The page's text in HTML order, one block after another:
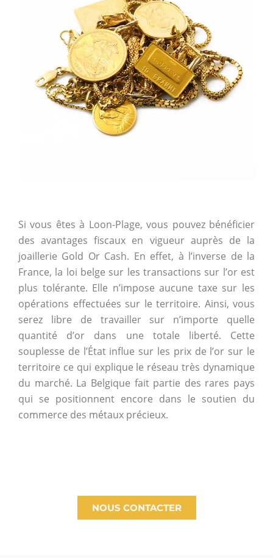
Si vous êtes à Loon-Plage, vous pouvez bénéficier
des avantages fiscaux en vigueur auprès de la
joaillerie Gold Or Cash. En effet, à l’inverse de la
France, la loi belge sur les transactions sur l’or est
plus tolérante. Elle n’impose aucune taxe sur les
opérations effectuées sur le territoire. Ainsi, vous
serez libre de travailler sur n’importe quelle
quantité d’or dans une totale liberté. Cette
souplesse de l’État influe sur les prix de l’or sur le
territoire ce qui explique le réseau très dynamique
du marché. La Belgique fait partie des rares pays
qui se positionnent encore dans le soutien du
commerce des métaux précieux.
NOUS CONTACTER